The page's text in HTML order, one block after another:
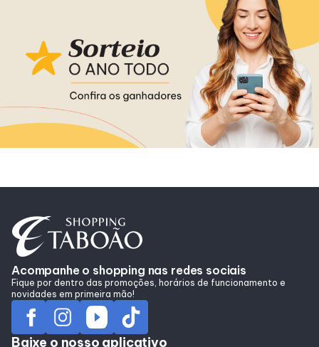
Programa de Benefícios
Acompanhe o shopping nas redes sociais
Fique por dentro das promoções, horários de funcionamento e
novidades em primeira mão!
Baixe o nosso aplicativo